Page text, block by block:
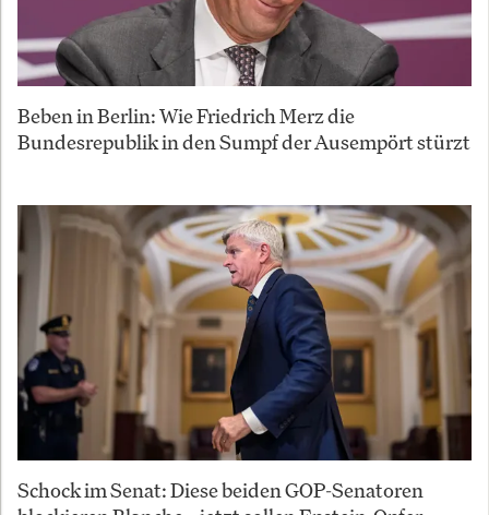
Beben in Berlin: Wie Friedrich Merz die
Bundesrepublik in den Sumpf der Ausempört stürzt
Schock im Senat: Diese beiden GOP-Senatoren